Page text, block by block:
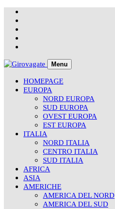
Skip
content
Menu
HOMEPAGE
EUROPA
NORD EUROPA
SUD EUROPA
OVEST EUROPA
EST EUROPA
ITALIA
NORD ITALIA
CENTRO ITALIA
SUD ITALIA
AFRICA
ASIA
AMERICHE
AMERICA DEL NORD
AMERICA DEL SUD